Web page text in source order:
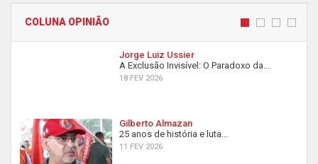
COLUNA OPINIÃO
Jorge Luiz Ussier
A Exclusão Invisível: O Paradoxo da...
18 FEV 2026
Gilberto Almazan
25 anos de história e luta...
11 FEV 2026